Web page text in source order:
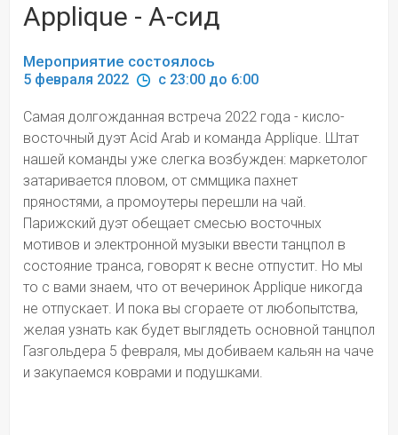
Applique - А-сид
Мероприятие состоялось
5 февраля 2022 c 23:00 до 6:00
Самая долгожданная встреча 2022 года - кисло-
восточный дуэт Acid Arab и команда Applique. Штат
нашей команды уже слегка возбужден: маркетолог
затаривается пловом, от сммщика пахнет
пряностями, а промоутеры перешли на чай.
Парижский дуэт обещает смесью восточных
мотивов и электронной музыки ввести танцпол в
состояние транса, говорят к весне отпустит. Но мы
то с вами знаем, что от вечеринок Applique никогда
не отпускает. И пока вы сгораете от любопытства,
желая узнать как будет выглядеть основной танцпол
Газгольдера 5 февраля, мы добиваем кальян на чаче
и закупаемся коврами и подушками.